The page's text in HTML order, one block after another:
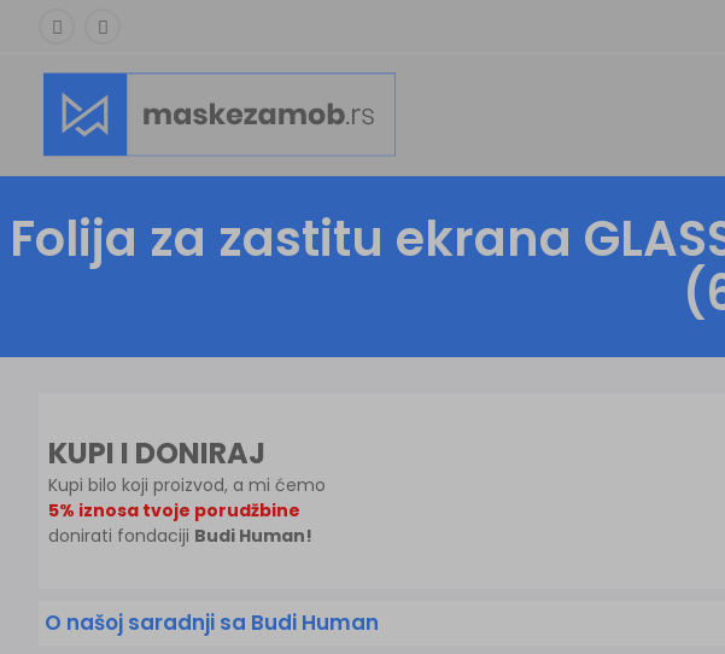
Folija za zastitu ekrana
KUPI I DONIRAJ
Kupi bilo koji proizvod, a mi ćemo
5% iznosa tvoje porudžbine
donirati fondaciji Budi Human!
O našoj saradnji sa Budi Human